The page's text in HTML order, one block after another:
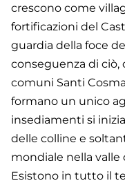
crescono come
fortificazioni del
guardia della foce
conseguenza di
comuni Santi
formano un unico
insediamenti si
delle colline e
mondiale nella
Esistono in tutto il